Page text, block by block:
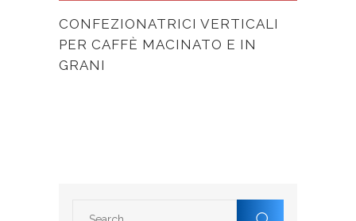
CONFEZIONATRICI VERTICALI
PER CAFFÈ MACINATO E IN
GRANI